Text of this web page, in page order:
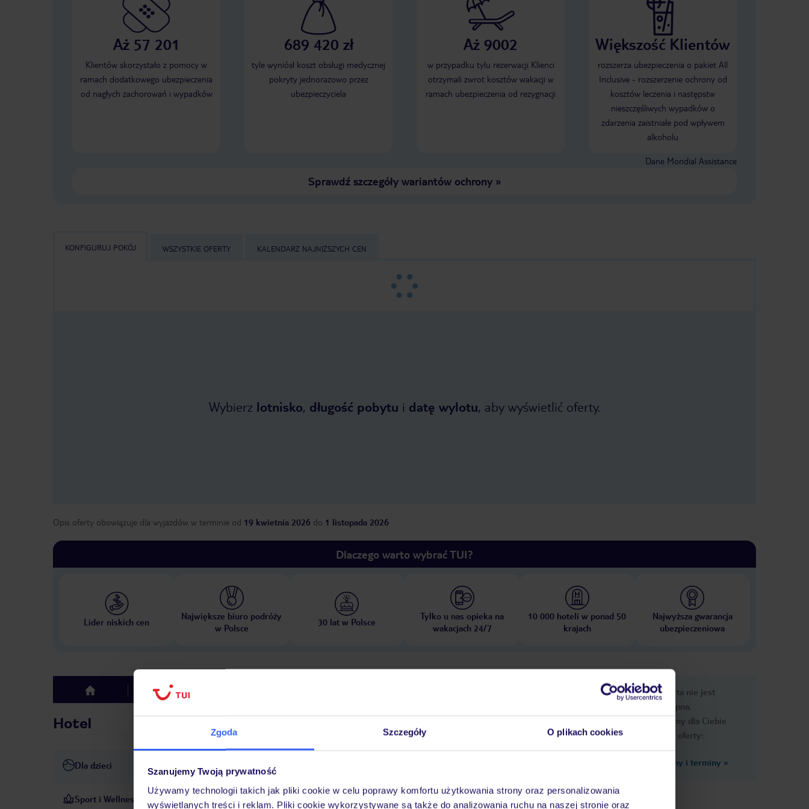
Zgoda Szczegóły O plikach cookies
Szanujemy Twoją prywatność
Używamy technologii takich jak pliki cookie w celu poprawy komfortu użytkowania strony oraz personalizowania
wyświetlanych treści i reklam. Pliki cookie wykorzystywane są także do analizowania ruchu na naszej stronie oraz
Aż 57 201
Klientów skorzystało z pomocy w
ramach dodatkowego ubezpieczenia
od nagłych zachorowań i wypadków
689 420 zł
tyle wyniósł koszt obsługi medycznej
pokryty jednorazowo przez
ubezpieczyciela
Aż 9002
w przypadku tylu rezerwacji Klienci
otrzymali zwrot kosztów wakacji w
ramach ubezpieczenia od rezygnacji
Większość Klientów
rozszerza ubezpieczenia o pakiet All
Inclusive - rozszerzenie ochrony od
kosztów leczenia i następstw
nieszczęśliwych wypadków o
zdarzenia zaistniałe pod wpływem
alkoholu
Dane Mondial Assistance
Sprawdź szczegóły wariantów ochrony»
KONFIGURUJ POKÓJ WSZYSTKIE OFERTY KALENDARZ NAJNIŻSZYCH CEN
Wybierz lotnisko, długość pobytu i datę wylotu, aby wyświetlić oferty.
Opis oferty obowiązuje dla wyjazdów w terminie od 19 kwietnia 2026 do 1 listopada 2026
Dlaczego warto wybrać TUI?
Lider niskich cen
Największe biuro podróży
w Polsce
30 lat w Polsce
Tylko u nas opieka na
wakacjach 24/7
10 000 hoteli w ponad 50
krajach
Najwyższa gwarancja
ubezpieczeniowa
top Hotel
Hotel
Dla dzieci basen dla dzieci opieka nad dziećmi: bezpłatnie
Sport i Wellness
Kompleks odkrytych basenów ze strefą dla dzieci jest idealnym miejscem na aktywny wypoczynek i regularne
Ups, ta oferta nie jest
dostępna.
Przygotowaliśmy dla Ciebie
podobne oferty:
Zobacz inne ceny i terminy »